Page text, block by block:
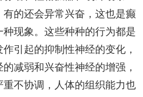
的还会异常兴奋，这也是癫
现象。这些种种的行为都是
引起的抑制性神经的变化，
减弱和兴奋性神经的增强，
重不协调，人体的组织能力也